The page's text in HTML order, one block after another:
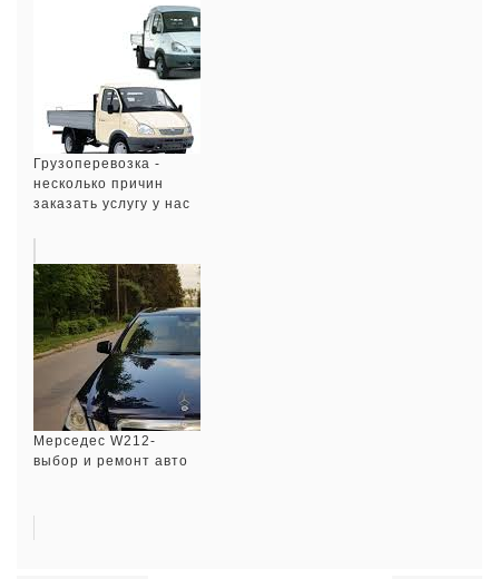
Грузоперевозка -
несколько причин
заказать услугу у нас
Мерседес W212-
выбор и ремонт авто